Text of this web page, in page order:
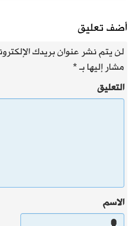
أضف تعليق
لن يتم نشر عنوان بريدك
مشار إليها بـ*
التعليق
الاسم